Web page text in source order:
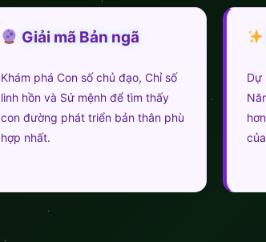
Giải mã Bản ngã
Khám phá Con số chủ đạo, Chỉ số
linh hồn và Sứ mệnh để tìm thấy
con đường phát triển bản thân phù
hợp nhất.
Dự